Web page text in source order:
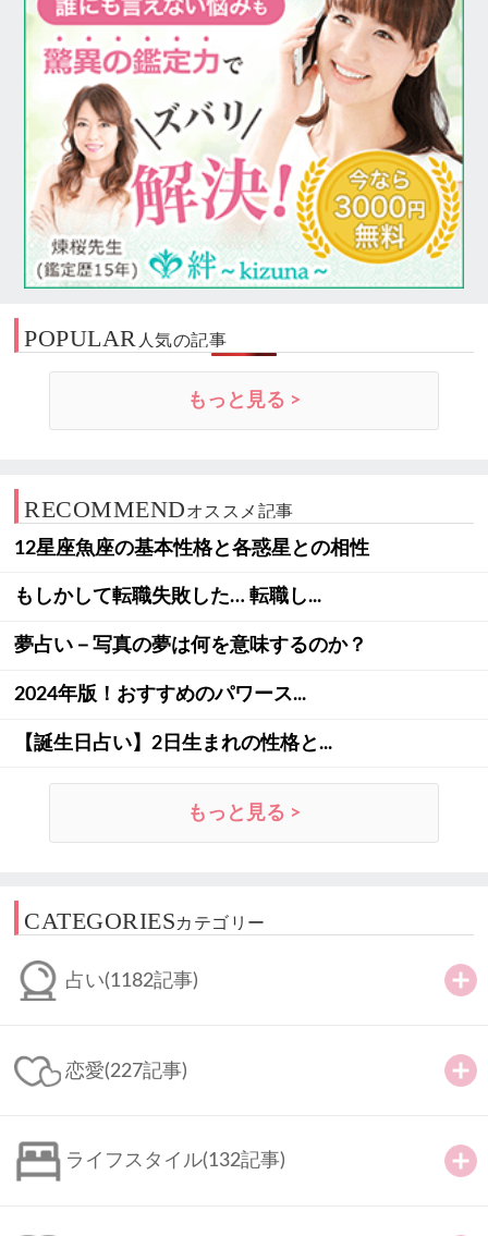
POPULAR 人気の記事
もっと見る >
RECOMMENDオススメ記事
12星座魚座の基本性格と各惑星との相性
もしかして転職失敗した… 転職し...
夢占い－写真の夢は何を意味するのか？
2024年版！おすすめのパワース...
【誕生日占い】2日生まれの性格と...
もっと見る >
CATEGORIESカテゴリー
占い(1182記事)
恋愛(227記事)
ライフスタイル(132記事)